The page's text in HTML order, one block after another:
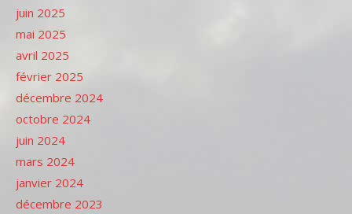
juin 2025
mai 2025
avril 2025
février 2025
décembre 2024
octobre 2024
juin 2024
mars 2024
janvier 2024
décembre 2023